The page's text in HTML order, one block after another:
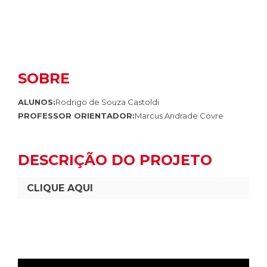
SOBRE
ALUNOS:Rodrigo de Souza Castoldi
PROFESSOR ORIENTADOR:Marcus Andrade Covre
DESCRIÇÃO DO PROJETO
CLIQUE AQUI